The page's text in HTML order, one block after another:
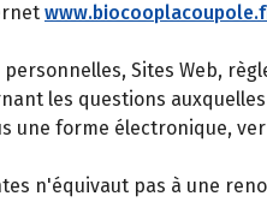
Sites Web,
les questions
forme électronique,
n'équivaut pas à une